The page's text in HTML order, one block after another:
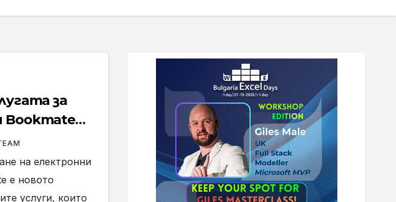
за
Bookmate
услуги
на електронни
e новото
услуги, които